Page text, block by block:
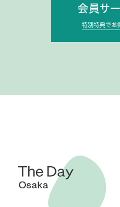
会員サ
特別特典でお